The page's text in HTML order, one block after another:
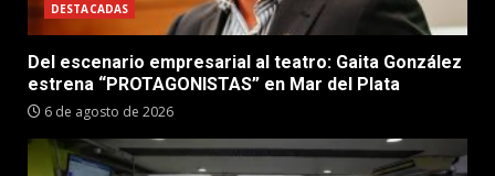
DESTACADAS
Del escenario empresarial al teatro: Gaita González
estrena “PROTAGONISTAS” en Mar del Plata
6 de agosto de 2026